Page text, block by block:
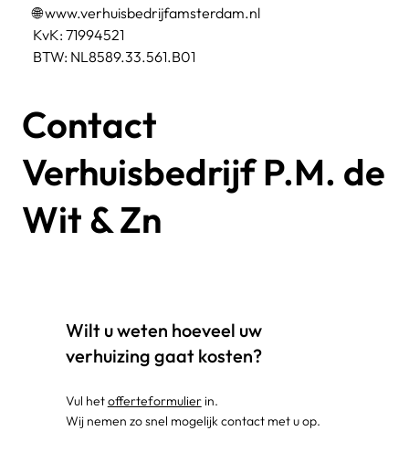
🌐 www.verhuisbedrijfamsterdam.nl
KvK: 71994521
BTW: NL8589.33.561.B01
Wilt u weten hoeveel uw
verhuizing gaat kosten?
Vul hetofferteformulierin.
Wij nemen zo snel mogelijk contact met u op.
Contact
Verhuisbedrijf P.M. de
Wit & Zn